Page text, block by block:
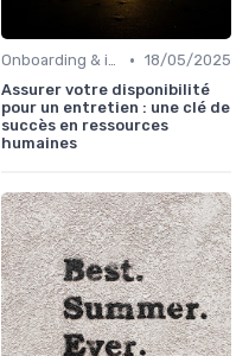
Onboarding & intégration des talents • 18/05/2025
Assurer votre disponibilité
pour un entretien : une clé de
succès en ressources
humaines